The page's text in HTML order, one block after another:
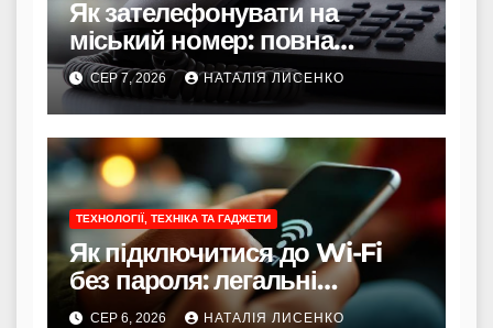
Як зателефонувати на
міський номер: повна
інструкція
СЕР 7, 2026 НАТАЛІЯ ЛИСЕНКО
ТЕХНОЛОГІЇ, ТЕХНІКА ТА ГАДЖЕТИ
Як підключитися до Wi-Fi
без пароля: легальні
способи
СЕР 6, 2026 НАТАЛІЯ ЛИСЕНКО